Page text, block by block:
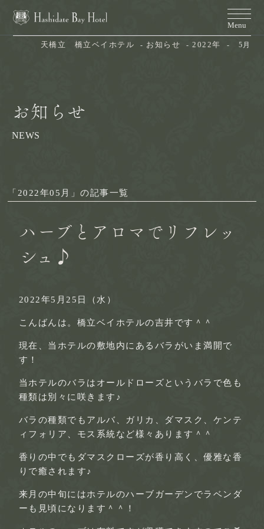
天橋立　橋立ベイホテル お知らせ 2022年 5月
お知らせ
NEWS
「2022年05月」の記事一覧
ハーブとアロマでリフレッ
シュ♪
2022年5月25日（水）
こんばんは。橋立ベイホテルの吉井です＾＾
現在、当ホテルの敷地内にあるバラがいま満開で
す！
当ホテルのバラはオールドローズというバラで色も
種類は別々に咲きます♪
バラの種類でもアルバ、ガリカ、ダマスク、ケンテ
ィフォリア、モス系統など様々あります＾＾
香りの中でもダマスクローズが香り高く、優雅な香
りで癒されます♪
来月の中旬にはホテルのハーブガーデンでラベンダ
ーも見頃になります＾＾！